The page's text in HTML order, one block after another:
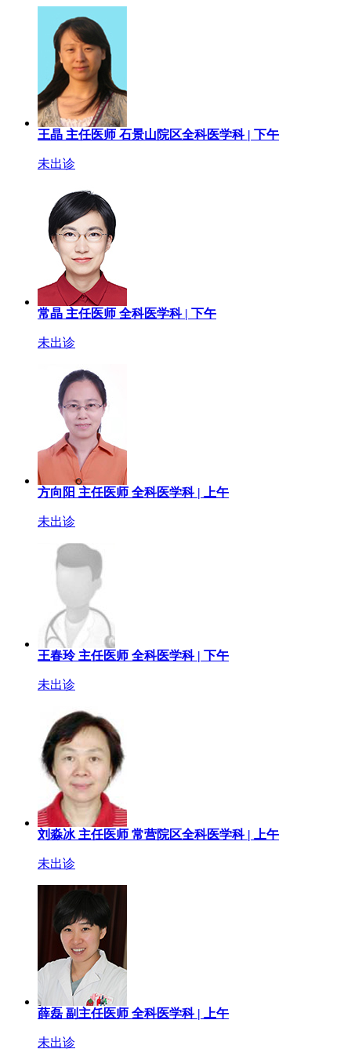
王晶 主任医师 石景山院区全科医学科 | 下午
未出诊
常晶 主任医师 全科医学科 | 下午
未出诊
方向阳 主任医师 全科医学科 | 上午
未出诊
王春玲 主任医师 全科医学科 | 下午
未出诊
刘淼冰 主任医师 常营院区全科医学科 | 上午
未出诊
薛磊 副主任医师 全科医学科 | 上午
未出诊